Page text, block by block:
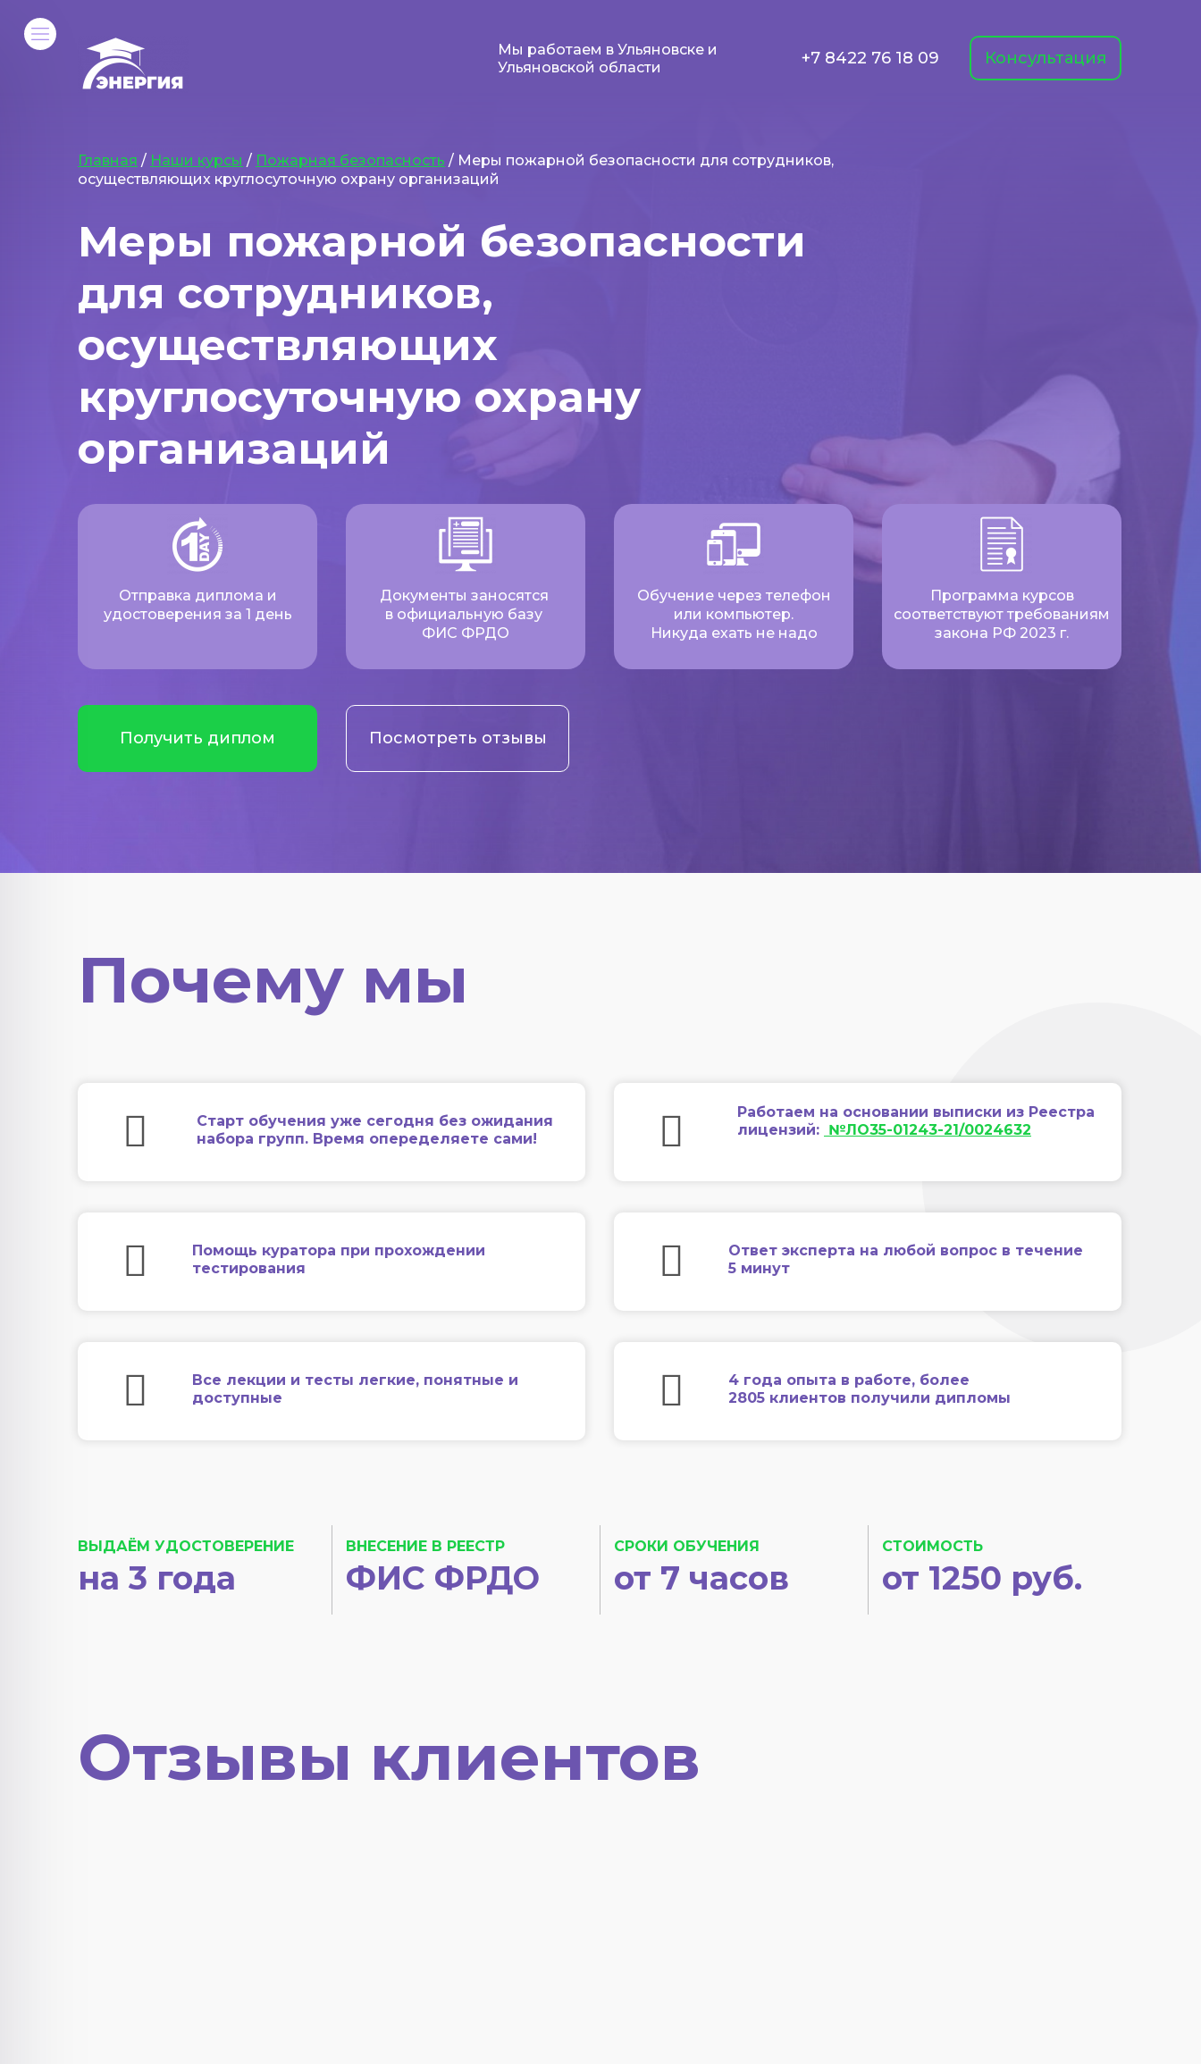
Мы работаем в Ульяновске и
Ульяновской области
+7 8422 76 18 09 Консультация
Меры пожарной безопасности
для сотрудников,
осуществляющих
круглосуточную охрану
организаций
Получить диплом
Отправка диплома и
удостоверения за 1 день
Документы заносятся
в официальную базу
ФИС ФРДО
Обучение через телефон
или компьютер.
Никуда ехать не надо
Программа курсов
соответствуют требованиям
закона РФ 2023 г.
Главная / Наши курсы / Пожарная безопасность / Меры пожарной безопасности для сотрудников,
осуществляющих круглосуточную охрану организаций
Посмотреть отзывы
Почему мы
Старт обучения уже сегодня без ожидания
набора групп. Время опеределяете сами!
Работаем на основании выписки из Реестра
лицензий: №ЛО35-01243-21/0024632
Помощь куратора при прохождении
тестирования
Ответ эксперта на любой вопрос в течение
5 минут
Все лекции и тесты легкие, понятные и
доступные
4 года опыта в работе, более
2805 клиентов получили дипломы
ВЫДАЁМ УДОСТОВЕРЕНИЕ
на 3 года
ВНЕСЕНИЕ В РЕЕСТР
ФИС ФРДО
СРОКИ ОБУЧЕНИЯ СТОИМОСТЬ
от 7 часов от 1250 руб.
Отзывы клиентов